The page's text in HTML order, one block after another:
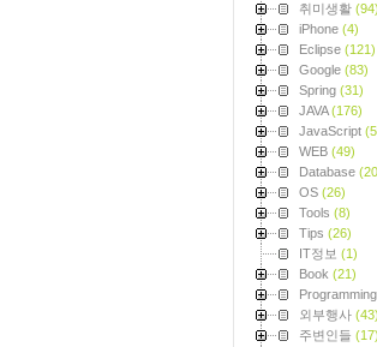
취미생활 (94)
iPhone (4)
Eclipse (121)
Google (83)
Spring (31)
JAVA(176)
JavaScript
WEB (49)
Database
OS (26)
Tools (8)
Tips (26)
IT정보 (1)
Book (21)
Programming
외부행사 (43)
주변인들 (17)